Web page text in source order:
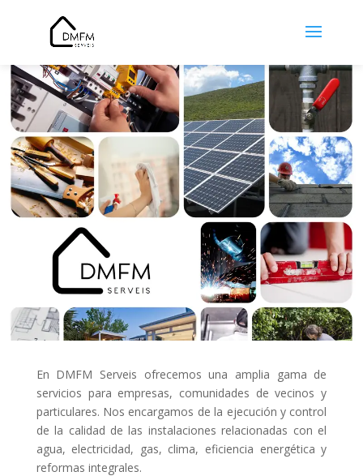
En DMFM Serveis ofrecemos una amplia gama de
servicios para empresas, comunidades de vecinos y
particulares. Nos encargamos de la ejecución y control
de la calidad de las instalaciones relacionadas con el
agua, electricidad, gas, clima, eficiencia energética y
reformas integrales.